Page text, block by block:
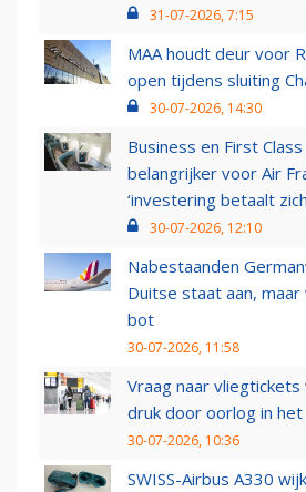
31-07-2026, 7:15
MAA houdt deur voor
open tijdens sluiting
30-07-2026, 14:30
Business en First
belangrijker voor Air
‘investering betaalt
30-07-2026, 12:10
Nabestaanden
Duitse staat aan,
bot
30-07-2026, 11:58
Vraag naar
druk door oorlog in
30-07-2026, 10:36
SWISS-Airbus A330